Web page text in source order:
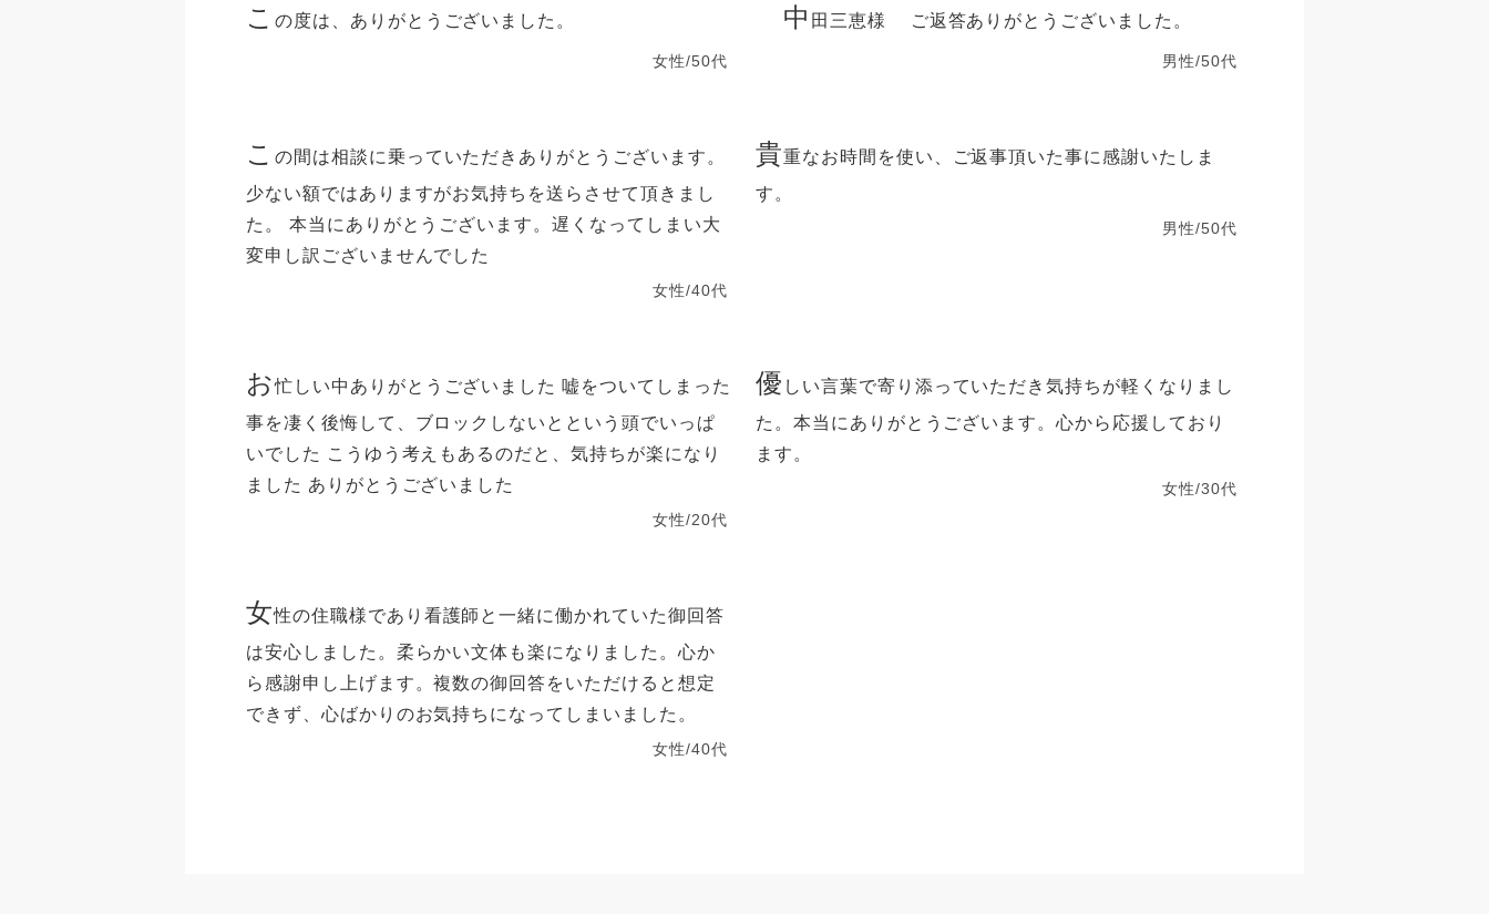
こ の度は、ありがとうございました。
女性/50代
中 田三恵様 ご返答ありがとうございました。
男性/50代
こ の間は相談に乗っていただきありがとうございます。
少ない額ではありますがお気持ちを送らさせて頂きまし
た。 本当にありがとうございます。遅くなってしまい大
変申し訳ございませんでした
女性/40代
貴重なお時間を使い、ご返事頂いた事に感謝いたしま
す。
男性/50代
お忙しい中ありがとうございました 嘘をついてしまった
事を凄く後悔して、ブロックしないとという頭でいっぱ
いでした こうゆう考えもあるのだと、気持ちが楽になり
ました ありがとうございました
女性/20代
優 しい言葉で寄り添っていただき気持ちが軽くなりまし
た。本当にありがとうございます。心から応援しており
ます。
女性/30代
女性の住職様であり看護師と一緒に働かれていた御回答
は安心しました。柔らかい文体も楽になりました。心か
ら感謝申し上げます。複数の御回答をいただけると想定
できず、心ばかりのお気持ちになってしまいました。
女性/40代